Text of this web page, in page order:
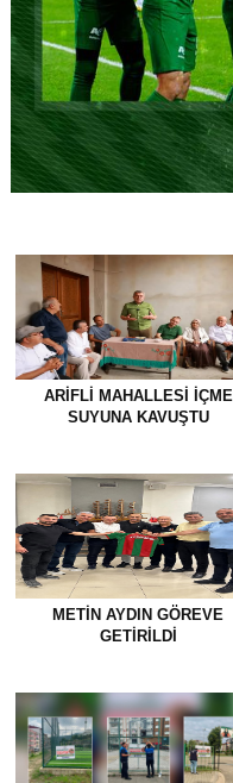
ARIFLI MAHALLESI İÇME
SUYUNA KAVUŞTU
METİN AYDIN GÖREVE
GETİRİLDİ